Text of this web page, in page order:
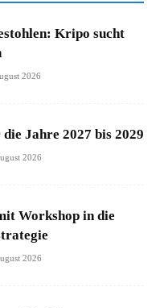
Kripo sucht
2026
Jahre 2027 bis 2029
2026
Workshop in die
2026